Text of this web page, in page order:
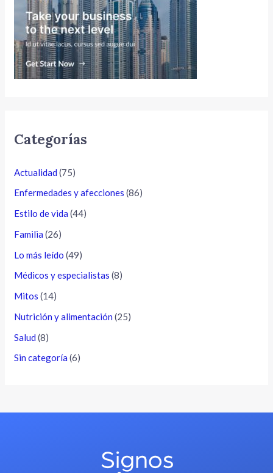
Categorías
Actualidad (75)
Enfermedades y afecciones (86)
Estilo de vida (44)
Familia (26)
Lo más leído (49)
Médicos y especialistas (8)
Mitos (14)
Nutrición y alimentación (25)
Salud (8)
Sin categoría (6)